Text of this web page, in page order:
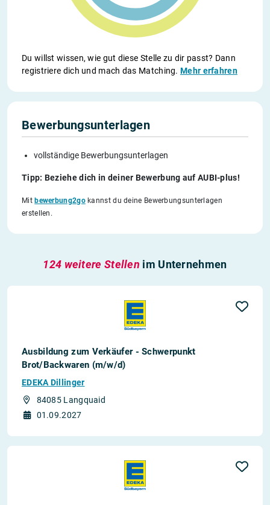
Du willst wissen, wie gut diese Stelle zu dir passt? Dann
registriere dich und mach das Matching.Mehr erfahren
Bewerbungsunterlagen
vollständige Bewerbungsunterlagen
Tipp: Beziehe dich in deiner Bewerbung auf AUBI-plus!
Mit bewerbung2gokannst du deine Bewerbungsunterlagen
erstellen.
124 weitere Stellen im Unternehmen
Ausbildung zum Verkäufer - Schwerpunkt
Brot/Backwaren (m/w/d)
EDEKA Dillinger
84085 Langquaid
01.09.2027